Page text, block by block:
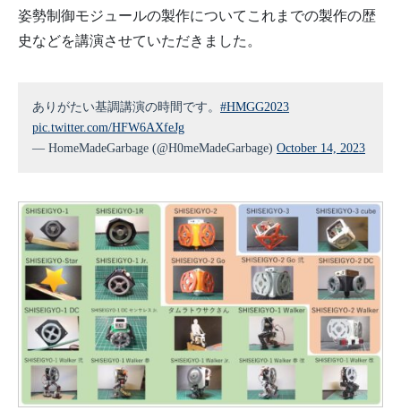
姿勢制御モジュールの製作についてこれまでの製作の歴
史などを講演させていただきました。
ありがたい基調講演の時間です。 #HMGG2023
pic.twitter.com/HFW6AXfeJg
— HomeMadeGarbage (@H0meMadeGarbage) October 14, 2023